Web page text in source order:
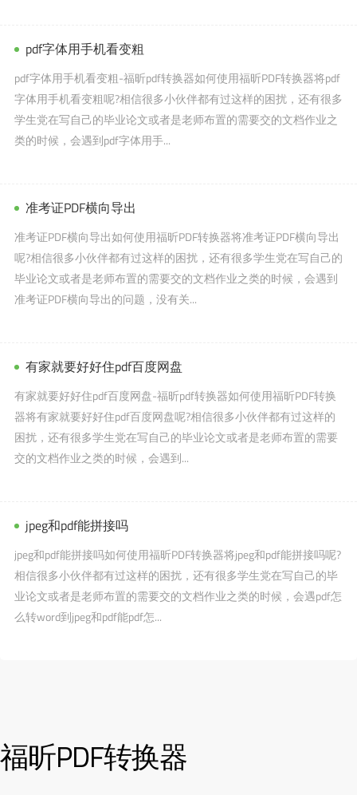
pdf字体用手机看变粗
pdf字体用手机看变粗-福昕pdf转换器如何使用福昕PDF转换器将pdf
字体用手机看变粗呢?相信很多小伙伴都有过这样的困扰，还有很多
学生党在写自己的毕业论文或者是老师布置的需要交的文档作业之
类的时候，会遇到pdf字体用手...
准考证PDF横向导出
准考证PDF横向导出如何使用福昕PDF转换器将准考证PDF横向导出
呢?相信很多小伙伴都有过这样的困扰，还有很多学生党在写自己的
毕业论文或者是老师布置的需要交的文档作业之类的时候，会遇到
准考证PDF横向导出的问题，没有关...
有家就要好好住pdf百度网盘
有家就要好好住pdf百度网盘-福昕pdf转换器如何使用福昕PDF转换
器将有家就要好好住pdf百度网盘呢?相信很多小伙伴都有过这样的
困扰，还有很多学生党在写自己的毕业论文或者是老师布置的需要
交的文档作业之类的时候，会遇到...
jpeg和pdf能拼接吗
jpeg和pdf能拼接吗如何使用福昕PDF转换器将jpeg和pdf能拼接吗呢?
相信很多小伙伴都有过这样的困扰，还有很多学生党在写自己的毕
业论文或者是老师布置的需要交的文档作业之类的时候，会遇pdf怎
么转word到jpeg和pdf能pdf怎...
福昕PDF转换器